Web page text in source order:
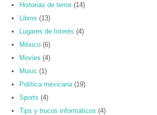
Historias de terror (14)
Libros (13)
Lugares de Interés (4)
México (6)
Movies (4)
Music (1)
Política mexicana (19)
Sports (4)
Tips y trucos informáticos (4)